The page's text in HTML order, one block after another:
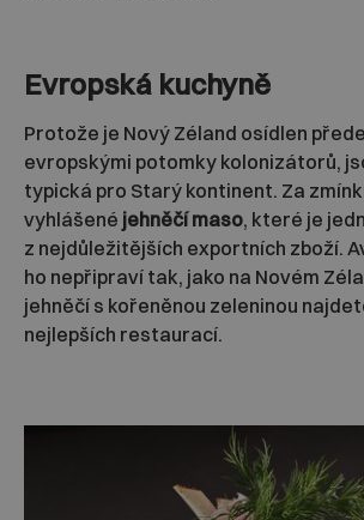
Evropská kuchyně
Protože je Nový Zéland osídlen
evropskými potomky kolonizátorů,
typická pro Starý kontinent. Za
vyhlášené jehněčí maso, které je
z nejdůležitějších exportních zboží.
ho nepřipraví tak, jako na Novém
jehněčí s kořeněnou zeleninou
nejlepších restaurací.